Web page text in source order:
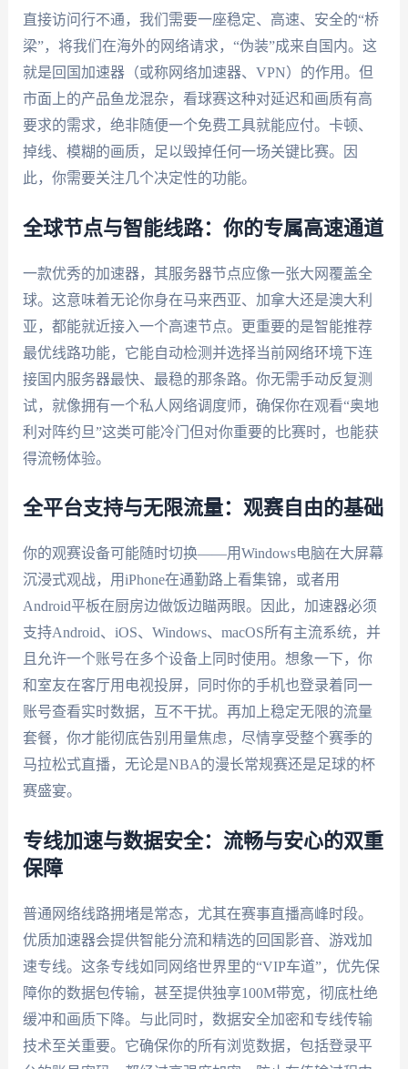
直接访问行不通，我们需要一座稳定、高速、安全的“桥
梁”，将我们在海外的网络请求，“伪装”成来自国内。这
就是回国加速器（或称网络加速器、VPN）的作用。但
市面上的产品鱼龙混杂，看球赛这种对延迟和画质有高
要求的需求，绝非随便一个免费工具就能应付。卡顿、
掉线、模糊的画质，足以毁掉任何一场关键比赛。因
此，你需要关注几个决定性的功能。
全球节点与智能线路：你的专属高速通道
一款优秀的加速器，其服务器节点应像一张大网覆盖全
球。这意味着无论你身在马来西亚、加拿大还是澳大利
亚，都能就近接入一个高速节点。更重要的是智能推荐
最优线路功能，它能自动检测并选择当前网络环境下连
接国内服务器最快、最稳的那条路。你无需手动反复测
试，就像拥有一个私人网络调度师，确保你在观看“奥地
利对阵约旦”这类可能冷门但对你重要的比赛时，也能获
得流畅体验。
全平台支持与无限流量：观赛自由的基础
你的观赛设备可能随时切换——用Windows电脑在大屏幕
沉浸式观战，用iPhone在通勤路上看集锦，或者用
Android平板在厨房边做饭边瞄两眼。因此，加速器必须
支持Android、iOS、Windows、macOS所有主流系统，并
且允许一个账号在多个设备上同时使用。想象一下，你
和室友在客厅用电视投屏，同时你的手机也登录着同一
账号查看实时数据，互不干扰。再加上稳定无限的流量
套餐，你才能彻底告别用量焦虑，尽情享受整个赛季的
马拉松式直播，无论是NBA的漫长常规赛还是足球的杯
赛盛宴。
专线加速与数据安全：流畅与安心的双重
保障
普通网络线路拥堵是常态，尤其在赛事直播高峰时段。
优质加速器会提供智能分流和精选的回国影音、游戏加
速专线。这条专线如同网络世界里的“VIP车道”，优先保
障你的数据包传输，甚至提供独享100M带宽，彻底杜绝
缓冲和画质下降。与此同时，数据安全加密和专线传输
技术至关重要。它确保你的所有浏览数据，包括登录平